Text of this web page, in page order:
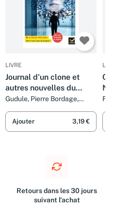
LIVRE
Journal d'un clone et
autres nouvelles du
progrès: nouvelles de
Colin, C. Grenier, É.
Simard
Gudule, Pierre Bordage,
Grenier et Éric Simard
Ajouter 3,19 €
Retours dans les 30 jours
suivant l'achat